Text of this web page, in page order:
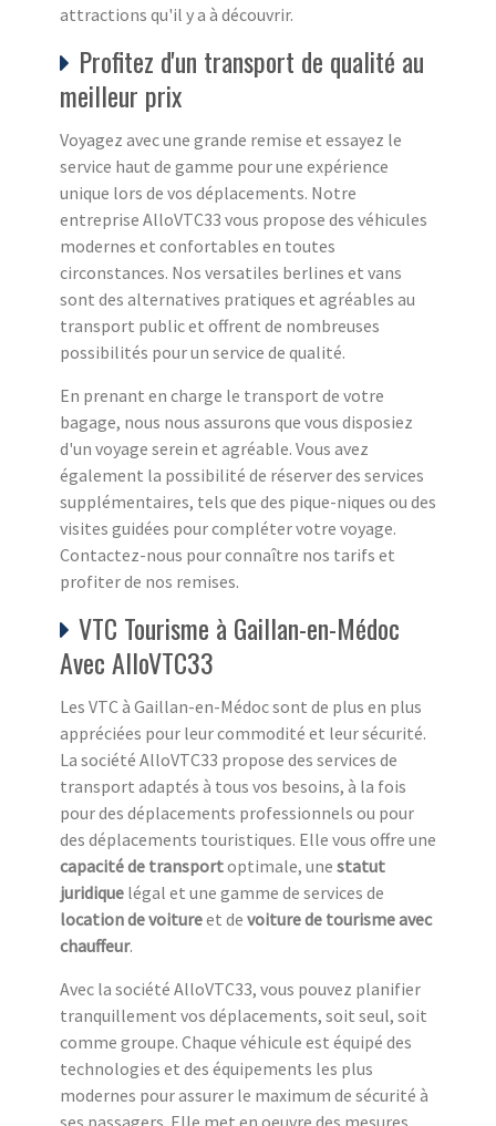
attractions qu'il y a à découvrir.
Profitez d'un transport de qualité au
meilleur prix
Voyagez avec une grande remise et essayez le
service haut de gamme pour une expérience
unique lors de vos déplacements. Notre
entreprise AlloVTC33 vous propose des véhicules
modernes et confortables en toutes
circonstances. Nos versatiles berlines et vans
sont des alternatives pratiques et agréables au
transport public et offrent de nombreuses
possibilités pour un service de qualité.
En prenant en charge le transport de votre
bagage, nous nous assurons que vous disposiez
d'un voyage serein et agréable. Vous avez
également la possibilité de réserver des services
supplémentaires, tels que des pique-niques ou des
visites guidées pour compléter votre voyage.
Contactez-nous pour connaître nos tarifs et
profiter de nos remises.
VTC Tourisme à Gaillan-en-Médoc
Avec AlloVTC33
Les VTC à Gaillan-en-Médoc sont de plus en plus
appréciées pour leur commodité et leur sécurité.
La société AlloVTC33 propose des services de
transport adaptés à tous vos besoins, à la fois
pour des déplacements professionnels ou pour
des déplacements touristiques. Elle vous offre une
capacité de transportoptimale, une statut
juridique légal et une gamme de services de
location de voitureet de voiture de tourisme avec
chauffeur.
Avec la société AlloVTC33, vous pouvez planifier
tranquillement vos déplacements, soit seul, soit
comme groupe. Chaque véhicule est équipé des
technologies et des équipements les plus
modernes pour assurer le maximum de sécurité à
ses passagers. Elle met en oeuvre des mesures